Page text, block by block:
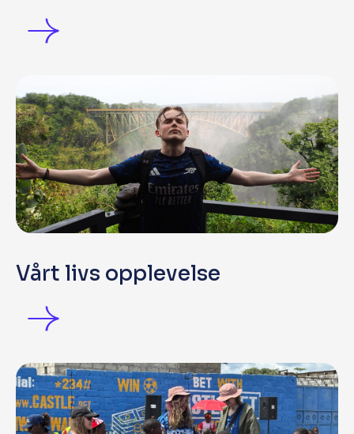
Vårt livs opplevelse